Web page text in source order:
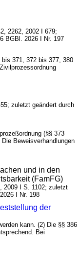
2262, 2002 I 679;
BGBl. 2026 I Nr. 197
bis 371, 372 bis 377, 380
zuletzt geändert durch
(§§ 373
Beweisverhandlungen
und in den
(FamFG)
2009 I S. 1102; zuletzt
I Nr. 198
der
kann. (2) Die §§ 386
Bei